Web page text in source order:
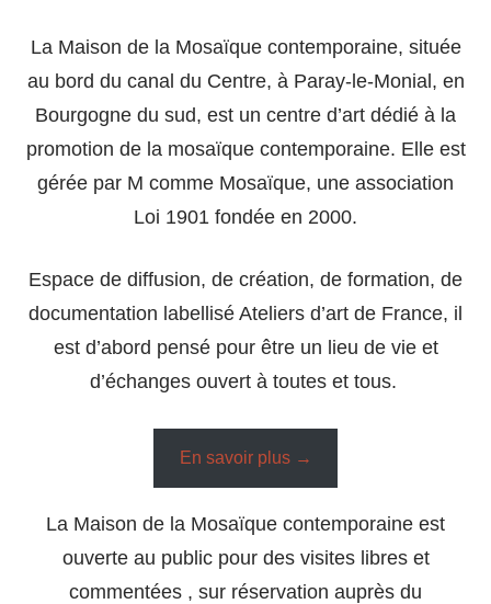
La Maison de la Mosaïque contemporaine, située
au bord du canal du Centre, à Paray-le-Monial, en
Bourgogne du sud, est un centre d’art dédié à la
promotion de la mosaïque contemporaine. Elle est
gérée par M comme Mosaïque, une association
Loi 1901 fondée en 2000.
Espace de diffusion, de création, de formation, de
documentation labellisé Ateliers d’art de France, il
est d’abord pensé pour être un lieu de vie et
d’échanges ouvert à toutes et tous.
En savoir plus →
La Maison de la Mosaïque contemporaine est
ouverte au public pour des visites libres et
commentées , sur réservation auprès du